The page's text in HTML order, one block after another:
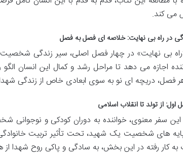
می کند.
در راه بی نهایت: خلاصه ای فصل به فصل
بی نهایت» در چهار فصل اصلی، سیر زندگی شخصیت
اجازه می دهد تا مراحل رشد و کمال این انسان الگو
فصل، دریچه ای نو به سوی ابعادی خاص از زندگی
این سفر معنوی، خواننده به دوران کودکی و
های شخصیت یک شهید، تحت تأثیر تربیت
به کار رفته در این بخش، به سادگی و پاکی روح شهدا از